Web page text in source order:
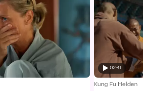
02:41
Kung Fu Helden